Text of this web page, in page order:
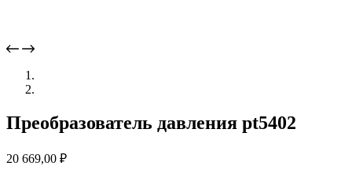
Преобразователь давления pt5402
20 669,00 ₽